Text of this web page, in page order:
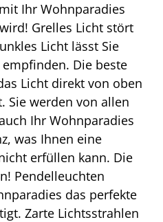
Ihr Wohnparadies
Grelles Licht stört
Licht lässt Sie
Die beste
Licht direkt von oben
Sie werden von allen
Ihr Wohnparadies
was Ihnen eine
erfüllen kann. Die
Pendelleuchten
das perfekte
Zarte Lichtsstrahlen